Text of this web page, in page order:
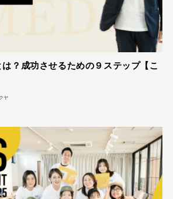
？成功させるための９ステップ【こ
ヤ